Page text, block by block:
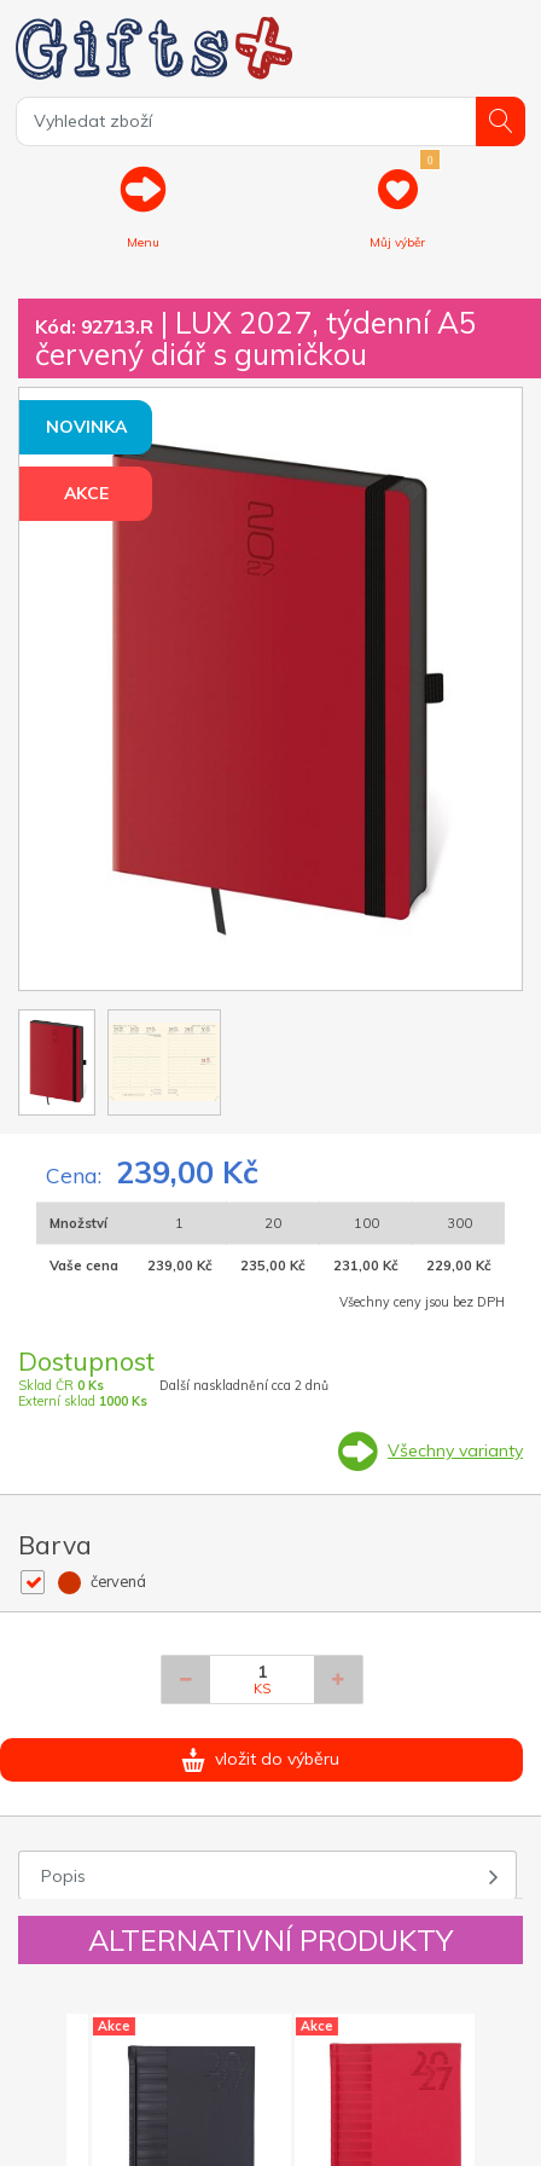
Menu
0
Můj výběr
Kód: 92713.R | LUX 2027, týdenní A5
červený diář s gumičkou
NOVINKA
AKCE
Cena: 239,00 Kč
Množství 1 20 100 300
Vaše cena 239,00 Kč 235,00 Kč 231,00 Kč 229,00 Kč
Všechny ceny jsou bez DPH
Dostupnost
Sklad ČR 0 Ks
Externí sklad 1000 Ks
Další naskladnění cca 2 dnů
Všechny varianty
Barva
červená
KS
vložit do výběru
Popis
ALTERNATIVNÍ PRODUKTY
Akce Akce